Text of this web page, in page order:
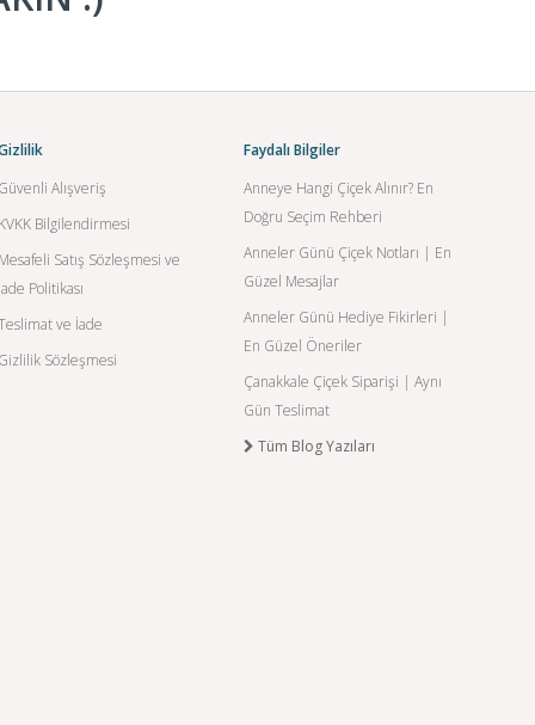
Alışveriş
Bilgilendirmesi
Satış Sözleşmesi ve
Politikası
ve İade
Sözleşmesi
Faydalı Bilgiler
Anneye Hangi Çiçek Alınır? En
Doğru Seçim Rehberi
Anneler Günü Çiçek Notları | En
Güzel Mesajlar
Anneler Günü Hediye Fikirleri |
En Güzel Öneriler
Çanakkale Çiçek Siparişi | Aynı
Gün Teslimat
Tüm Blog Yazıları